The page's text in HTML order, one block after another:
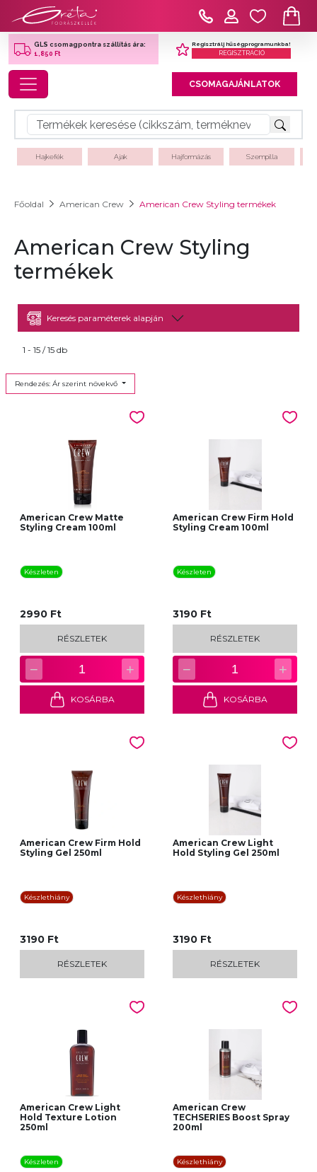
GLS csomagpontra szállítás ára:
1,850 Ft
Regisztrálj hűségprogramunkba!
REGISZTRÁCIÓ
Toggle navigation CSOMAGAJÁNLATOK
Hajkefék Ajak Hajformázás Szempilla
Főoldal American Crew American Crew Styling termékek
American Crew Styling
termékek
Keresés paraméterek alapján
1 - 15 / 15 db
Rendezés: Ár szerint növekvő
American Crew Matte
Styling Cream 100ml
Készleten
2990 Ft
RÉSZLETEK
− 1 +
KOSÁRBA
American Crew Firm Hold
Styling Cream 100ml
Készleten
3190 Ft
RÉSZLETEK
− 1 +
KOSÁRBA
American Crew Firm Hold
Styling Gel 250ml
Készlethiány
3190 Ft
RÉSZLETEK
American Crew Light
Hold Styling Gel 250ml
Készlethiány
3190 Ft
RÉSZLETEK
American Crew Light
Hold Texture Lotion
250ml
Készleten
American Crew
TECHSERIES Boost Spray
200ml
Készlethiány